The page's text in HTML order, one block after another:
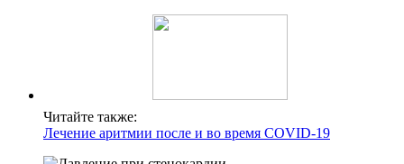
Читайте также:
Лечение аритмии после и во время COVID-19